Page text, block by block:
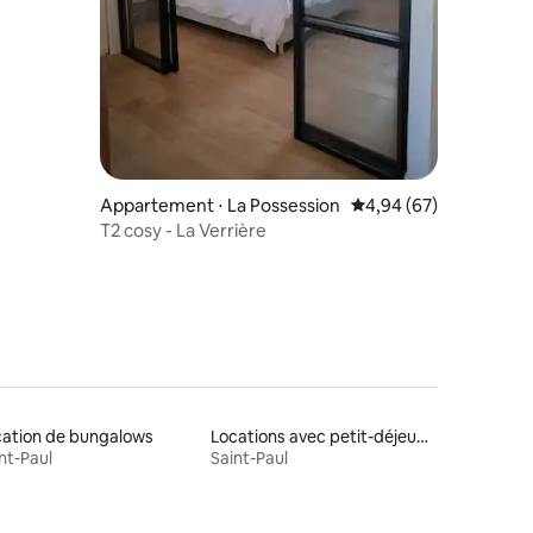
Appartement ⋅ La Possession Évaluation moyenne
4,94 (67)
T2 cosy - La Verrière
de bungalows
Paul
Locations avec petit-déjeuner
Saint-Paul